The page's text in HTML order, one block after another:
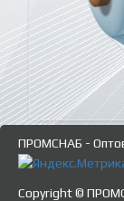
ПРОМСНАБ -
Copyright ©